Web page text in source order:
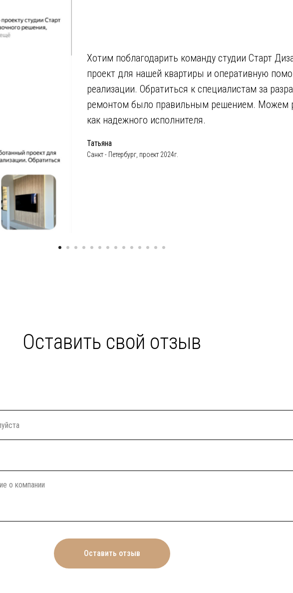
Хотим поблагодарить команду студии Старт
проект для нашей квартиры и оперативную
реализации. Обратиться к специалистам за
ремонтом было правильным решением. Можем
как надежного исполнителя.
Татьяна
Санкт - Петербург, проект 2024г.
Оставить свой отзыв
Оставить отзыв